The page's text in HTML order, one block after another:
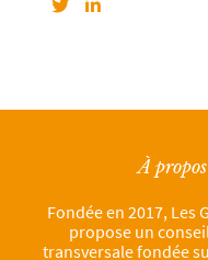
À
Fondée en 2017, Les
propose un
transversale fondée